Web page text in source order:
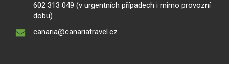
602 313 049 (v urgentních případech i mimo provozní
dobu)
canaria@canariatravel.cz